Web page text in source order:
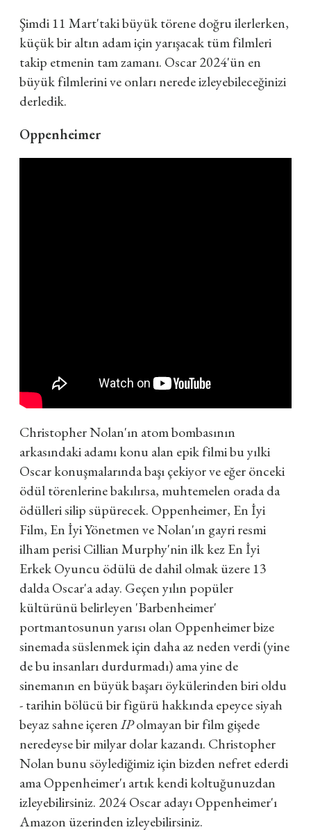
Şimdi 11 Mart'taki büyük törene doğru ilerlerken,
küçük bir altın adam için yarışacak tüm filmleri
takip etmenin tam zamanı. Oscar 2024'ün en
büyük filmlerini ve onları nerede izleyebileceğinizi
derledik.
Oppenheimer
Christopher Nolan'ın atom bombasının
arkasındaki adamı konu alan epik filmi bu yılki
Oscar konuşmalarında başı çekiyor ve eğer önceki
ödül törenlerine bakılırsa, muhtemelen orada da
ödülleri silip süpürecek. Oppenheimer, En İyi
Film, En İyi Yönetmen ve Nolan'ın gayri resmi
ilham perisi Cillian Murphy'nin ilk kez En İyi
Erkek Oyuncu ödülü de dahil olmak üzere 13
dalda Oscar'a aday. Geçen yılın popüler
kültürünü belirleyen 'Barbenheimer'
portmantosunun yarısı olan Oppenheimer bize
sinemada süslenmek için daha az neden verdi (yine
de bu insanları durdurmadı) ama yine de
sinemanın en büyük başarı öykülerinden biri oldu
- tarihin bölücü bir figürü hakkında epeyce siyah
beyaz sahne içerenIPolmayan bir film gişede
neredeyse bir milyar dolar kazandı. Christopher
Nolan bunu söylediğimiz için bizden nefret ederdi
ama Oppenheimer'ı artık kendi koltuğunuzdan
izleyebilirsiniz. 2024 Oscar adayı Oppenheimer'ı
Amazon üzerinden izleyebilirsiniz.